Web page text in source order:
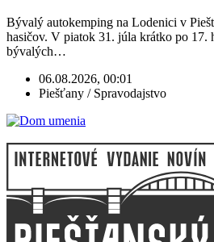
Bývalý autokemping na Lodenici v
hasičov. V piatok 31. júla krátko po 17.
bývalých…
06.08.2026, 00:01
Piešťany / Spravodajstvo